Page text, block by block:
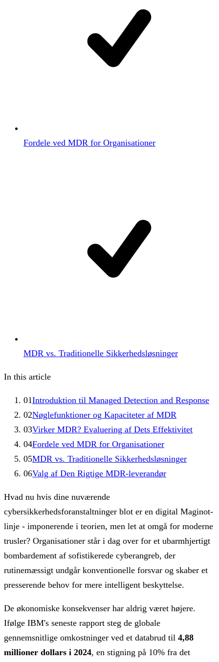
Fordele ved MDR for Organisationer
MDR vs. Traditionelle Sikkerhedsløsninger
In this article
01Introduktion til Managed Detection and Response
02Nøglefunktioner og Kapaciteter af MDR
03Virker MDR? Evaluering af Dets Effektivitet
04Fordele ved MDR for Organisationer
05MDR vs. Traditionelle Sikkerhedsløsninger
06Valg af Den Rigtige MDR-leverandør
Hvad nu hvis dine nuværende
cybersikkerhedsforanstaltninger blot er en digital Maginot-
linje - imponerende i teorien, men let at omgå for moderne
trusler? Organisationer står i dag over for et ubarmhjertigt
bombardement af sofistikerede cyberangreb, der
rutinemæssigt undgår konventionelle forsvar og skaber et
presserende behov for mere intelligent beskyttelse.
De økonomiske konsekvenser har aldrig været højere.
Ifølge IBM's seneste rapport steg de globale
gennemsnitlige omkostninger ved et databrud til 4,88
millioner dollars i 2024, en stigning på 10% fra det